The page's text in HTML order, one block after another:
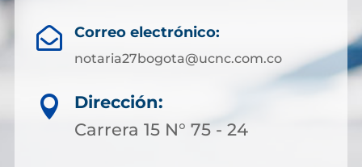
 Correo electrónico:
notaria27bogota@ucnc.com.co

Dirección:
Carrera 15 N° 75 - 24